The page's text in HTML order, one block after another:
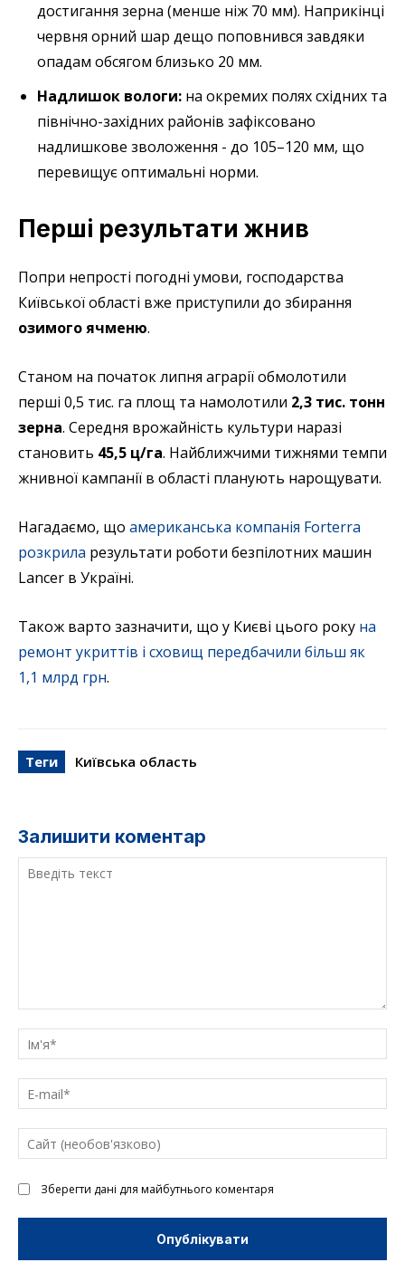
достигання зерна (менше ніж 70 мм). Наприкінці
червня орний шар дещо поповнився завдяки
опадам обсягом близько 20 мм.
Надлишок вологи: на окремих полях східних та
північно-західних районів зафіксовано
надлишкове зволоження - до 105–120 мм, що
перевищує оптимальні норми.
Перші результати жнив
Попри непрості погодні умови, господарства
Київської області вже приступили до збирання
озимого ячменю.
Станом на початок липня аграрії обмолотили
перші 0,5 тис. га площ та намолотили 2,3 тис. тонн
зерна. Середня врожайність культури наразі
становить 45,5 ц/га. Найближчими тижнями темпи
жнивної кампанії в області планують нарощувати.
Нагадаємо, що американська компанія Forterra
розкрила результати роботи безпілотних машин
Lancer в Україні.
Також варто зазначити, що у Києві цього року на
ремонт укриттів і сховищ передбачили більш як
1,1 млрд грн.
Теги Київська область
Залишити коментар
текст
Зберегти дані для майбутнього коментаря